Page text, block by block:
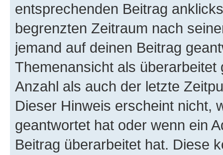
entsprechenden Beitrag
begrenzten Zeitraum nach
jemand auf deinen Beitrag
Themenansicht als
Anzahl als auch der letzte
Dieser Hinweis erscheint nicht,
geantwortet hat oder wenn ein
Beitrag überarbeitet hat. Diese